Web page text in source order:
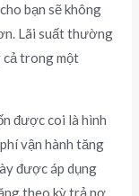
bạn sẽ không
Lãi suất thường
cả trong một
được coi là hình
vận hành tăng
được áp dụng
theo kỳ trả nợ